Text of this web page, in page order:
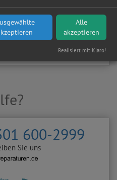
an dieseKFZ-Werkstatt
Reparaturanfrage
Werkstattanfrage stellen
600-2999
Sie uns
Alle
akzeptieren
Realisiert mit Klaro!